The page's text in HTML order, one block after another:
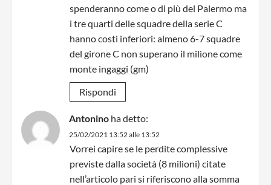
spenderanno come o di più del Palermo ma
i tre quarti delle squadre della serie C
hanno costi inferiori: almeno 6-7 squadre
del girone C non superano il milione come
monte ingaggi (gm)
Rispondi
Antonino ha detto:
25/02/2021 13:52 alle 13:52
Vorrei capire se le perdite complessive
previste dalla società (8 milioni) citate
nell’articolo pari si riferiscono alla somma